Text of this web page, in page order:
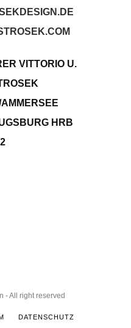
VITTORIO U.
HRB
- All right reserved
DATENSCHUTZ